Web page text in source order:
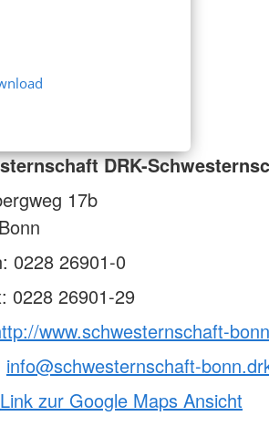
DRK-
17b
Bonn
0228 26901-0
0228 26901-29
www.schwesternschaft-
info@schwesternschaft-
Link zur Google Maps Ansicht